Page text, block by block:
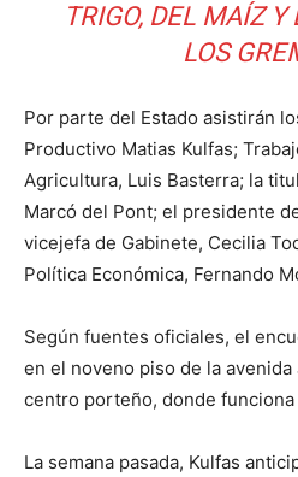
TRIGO, DEL MAÍZ Y
LOS
Por parte del Estado asistirán
Productivo Matias Kulfas;
Agricultura, Luis Basterra; la
Marcó del Pont; el presidente
vicejefa de Gabinete, Cecilia
Política Económica, Fernando
Según fuentes oficiales, el
en el noveno piso de la avenida
centro porteño, donde
La semana pasada, Kulfas